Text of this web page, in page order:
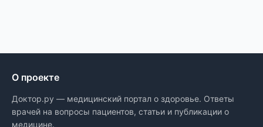
О проекте
Доктор.ру — медицинский портал о здоровье. Ответы
врачей на вопросы пациентов, статьи и публикации о
медицине.